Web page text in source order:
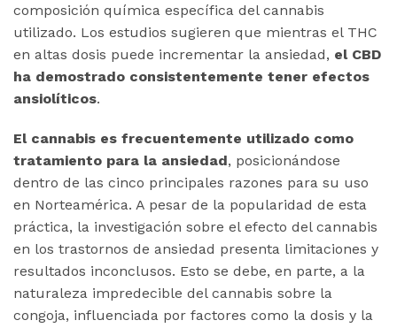
composición química específica del cannabis
utilizado. Los estudios sugieren que mientras el THC
en altas dosis puede incrementar la ansiedad, el CBD
ha demostrado consistentemente tener efectos
ansiolíticos.
El cannabis es frecuentemente utilizado como
tratamiento para la ansiedad, posicionándose
dentro de las cinco principales razones para su uso
en Norteamérica. A pesar de la popularidad de esta
práctica, la investigación sobre el efecto del cannabis
en los trastornos de ansiedad presenta limitaciones y
resultados inconclusos. Esto se debe, en parte, a la
naturaleza impredecible del cannabis sobre la
congoja, influenciada por factores como la dosis y la